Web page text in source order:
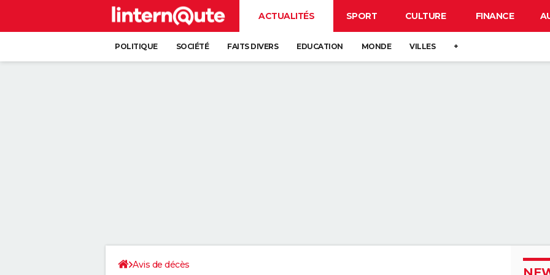
ACTUALITÉS SPORT CULTURE FINANCE
POLITIQUE SOCIÉTÉ FAITS DIVERS EDUCATION MONDE VILLES +
Avis de décès